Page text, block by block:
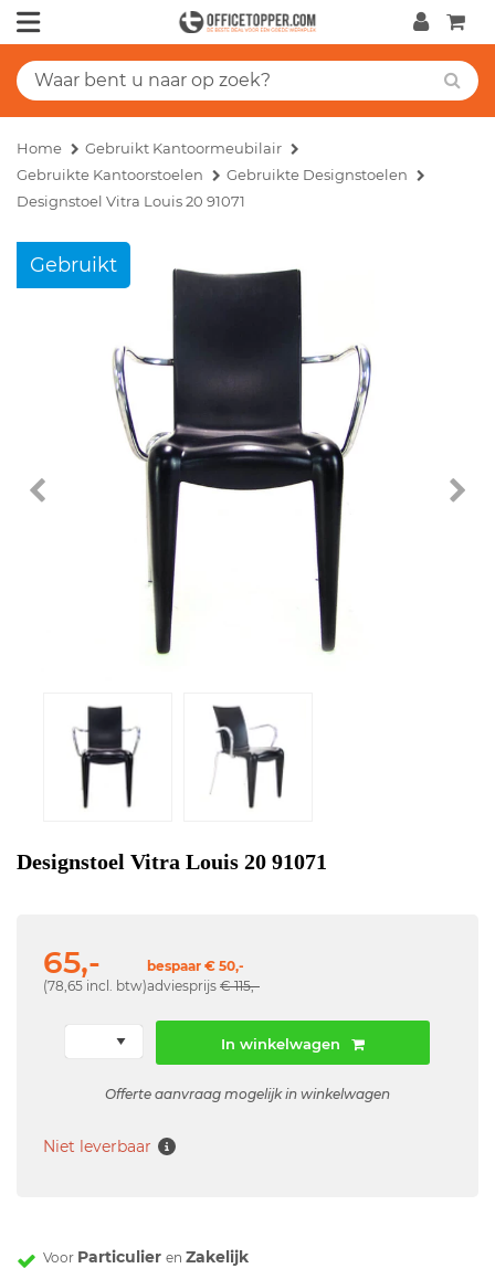
Home
Gebruikt Kantoormeubilair
Gebruikte Kantoorstoelen
Gebruikte Designstoelen
Designstoel Vitra Louis 20 91071
Gebruikt
Designstoel Vitra Louis 20 91071
65,-
(78,65 incl. btw)
bespaar € 50,-
adviesprijs € 115,-
In winkelwagen
Offerte aanvraag mogelijk in winkelwagen
Niet leverbaar
Voor Particulier en Zakelijk